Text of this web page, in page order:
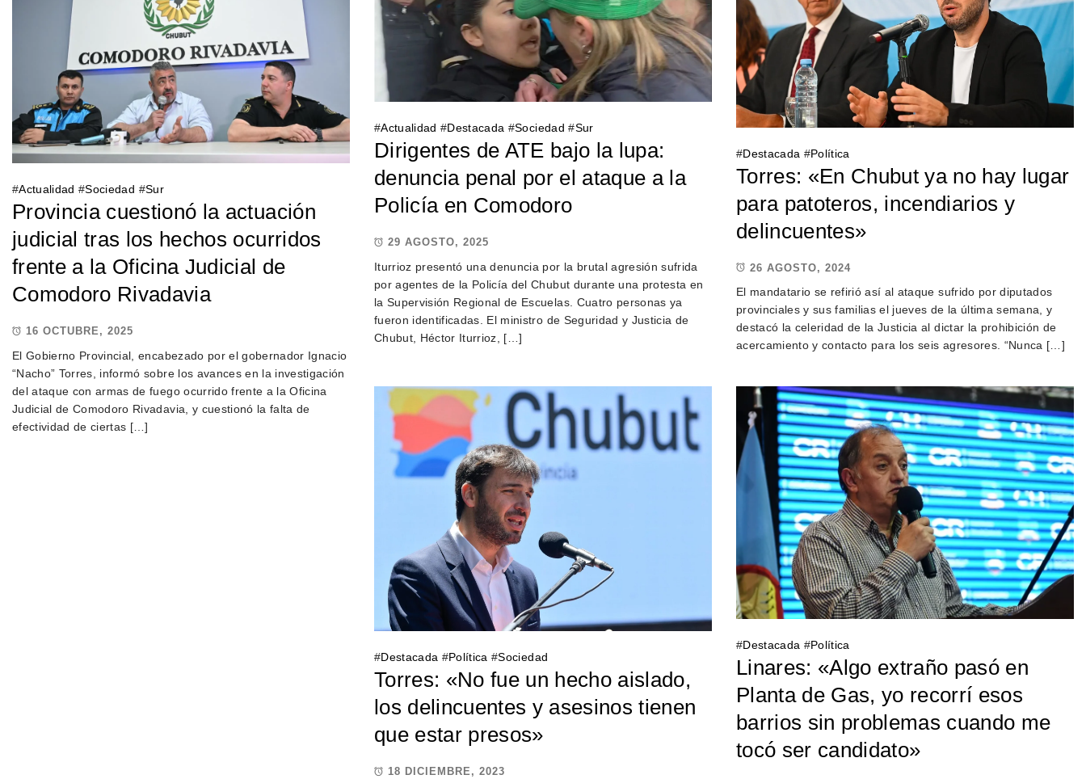
#Actualidad #Sociedad #Sur
Provincia cuestionó la actuación
judicial tras los hechos ocurridos
frente a la Oficina Judicial de
Comodoro Rivadavia
16 OCTUBRE, 2025
El Gobierno Provincial, encabezado por el gobernador Ignacio
“Nacho” Torres, informó sobre los avances en la investigación
del ataque con armas de fuego ocurrido frente a la Oficina
Judicial de Comodoro Rivadavia, y cuestionó la falta de
efectividad de ciertas […]
#Actualidad #Destacada #Sociedad #Sur
Dirigentes de ATE bajo la lupa:
denuncia penal por el ataque a la
Policía en Comodoro
29 AGOSTO, 2025
Iturrioz presentó una denuncia por la brutal agresión sufrida
por agentes de la Policía del Chubut durante una protesta en
la Supervisión Regional de Escuelas. Cuatro personas ya
fueron identificadas. El ministro de Seguridad y Justicia de
Chubut, Héctor Iturrioz, […]
#Destacada #Política
Torres: «En Chubut ya no hay lugar
para patoteros, incendiarios y
delincuentes»
26 AGOSTO, 2024
El mandatario se refirió así al ataque sufrido por diputados
provinciales y sus familias el jueves de la última semana, y
destacó la celeridad de la Justicia al dictar la prohibición de
acercamiento y contacto para los seis agresores. “Nunca […]
#Destacada #Política #Sociedad
Torres: «No fue un hecho aislado,
los delincuentes y asesinos tienen
que estar presos»
18 DICIEMBRE, 2023
#Destacada #Política
Linares: «Algo extraño pasó en
Planta de Gas, yo recorrí esos
barrios sin problemas cuando me
tocó ser candidato»